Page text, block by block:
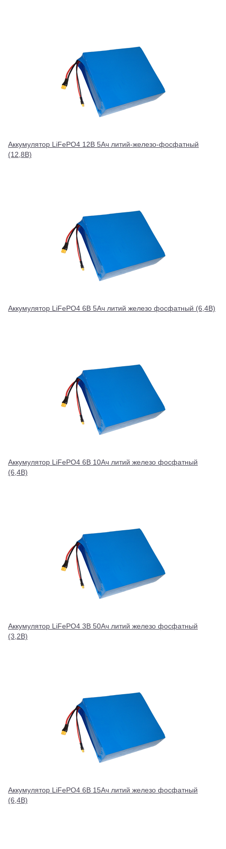
Аккумулятор LiFePO4 12В 5Ач литий-железо-фосфатный
(12,8В)
Аккумулятор LiFePO4 6В 5Ач литий железо фосфатный (6,4В)
Аккумулятор LiFePO4 6В 10Ач литий железо фосфатный
(6,4В)
Аккумулятор LiFePO4 3В 50Ач литий железо фосфатный
(3,2В)
Аккумулятор LiFePO4 6В 15Ач литий железо фосфатный
(6,4В)